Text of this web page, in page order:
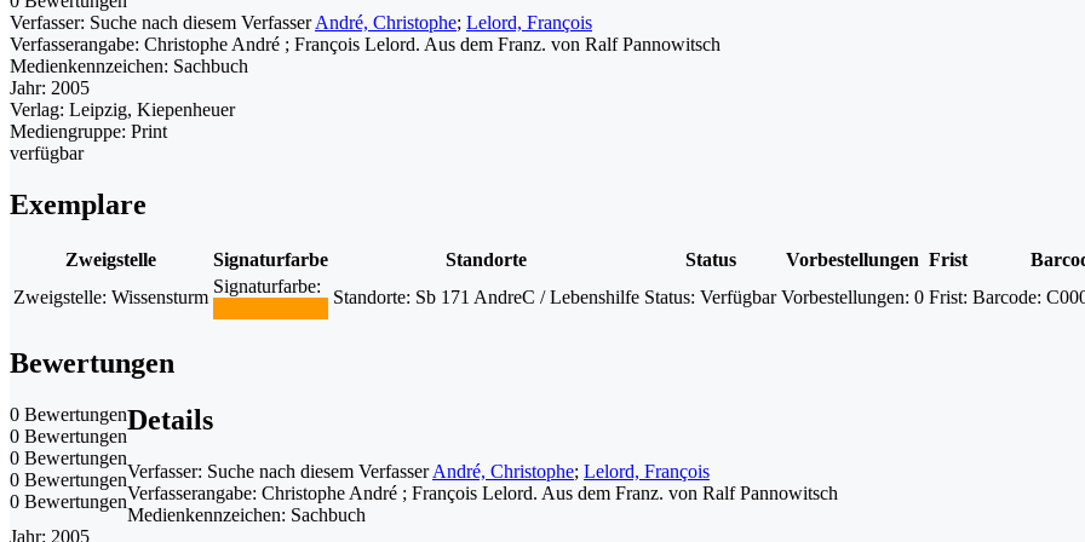
Verfasser: Suche nach diesem Verfasser André, Christophe; Lelord, François
Verfasserangabe: Christophe André ; François Lelord. Aus dem Franz. von Ralf Pannowitsch
Medienkennzeichen: Sachbuch
Jahr: 2005
Verlag: Leipzig, Kiepenheuer
Mediengruppe: Print
verfügbar
Exemplare
Zweigstelle Signaturfarbe Standorte Status Vorbestellungen Frist
Zweigstelle: Wissensturm
Signaturfarbe:
Standorte: Sb 171 AndreC / Lebenshilfe Status: Verfügbar Vorbestellungen: 0 Frist: Barcode:
Bewertungen
0 Bewertungen
0 Bewertungen
0 Bewertungen
0 Bewertungen
0 Bewertungen
Details
Verfasser: Suche nach diesem Verfasser André, Christophe; Lelord, François
Verfasserangabe: Christophe André ; François Lelord. Aus dem Franz. von Ralf Pannowitsch
Medienkennzeichen: Sachbuch
Jahr: 2005